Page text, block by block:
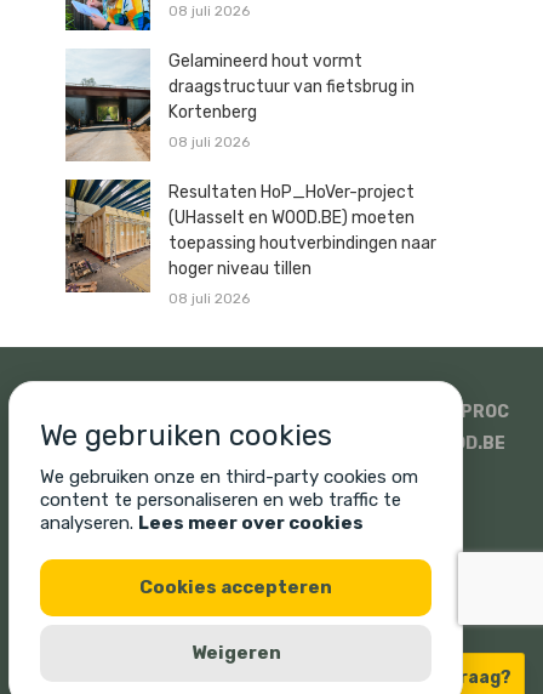
Een vraag?
08 juli 2026
Gelamineerd hout vormt
draagstructuur van fietsbrug in
Kortenberg
08 juli 2026
Resultaten HoP_HoVer-project
(UHasselt en WOOD.BE) moeten
toepassing houtverbindingen naar
hoger niveau tillen
08 juli 2026
ISOPROC
WOODSTOXX
UNICUS PROMAT EN SINIAT
WOOD.BE
SONIQ
CORNELIS HOUT
Privacy policy Legal disclaimer
Houtconnect 2026
We gebruiken cookies
We gebruiken onze en third-party cookies om
content te personaliseren en web traffic te
analyseren. Lees meer over cookies
Cookies accepteren
Weigeren